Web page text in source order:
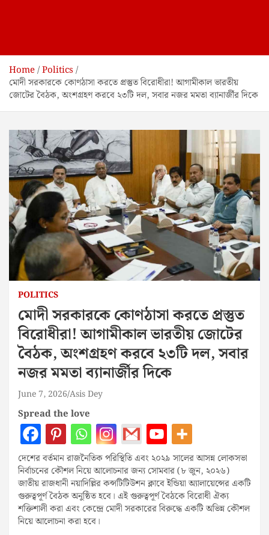
Home Politics
মোদী সরকারকে কোণঠাসা করতে প্রস্তুত বিরোধীরা! আগামীকাল ভারতীয়
জোটের বৈঠক, অংশগ্রহণ করবে ২৩টি দল, সবার নজর মমতা ব্যানার্জীর দিকে
POLITICS
মোদী সরকারকে কোণঠাসা করতে প্রস্তুত
বিরোধীরা! আগামীকাল ভারতীয় জোটের
বৈঠক, অংশগ্রহণ করবে ২৩টি দল, সবার
নজর মমতা ব্যানার্জীর দিকে
June 7, 2026 Asis Dey
Spread the love
দেশের বর্তমান রাজনৈতিক পরিস্থিতি এবং ২০২৯ সালের আসন্ন লোকসভা
নির্বাচনের কৌশল নিয়ে আলোচনার জন্য সোমবার (৮ জুন, ২০২৬)
জাতীয় রাজধানী নয়াদিল্লির কন্সটিটিউশন ক্লাবে ইন্ডিয়া অ্যালায়েন্সের একটি
গুরুত্বপূর্ণ বৈঠক অনুষ্ঠিত হবে। এই গুরুত্বপূর্ণ বৈঠকে বিরোধী ঐক্য
শক্তিশালী করা এবং কেন্দ্রে মোদী সরকারের বিরুদ্ধে একটি অভিন্ন কৌশল
নিয়ে আলোচনা করা হবে।